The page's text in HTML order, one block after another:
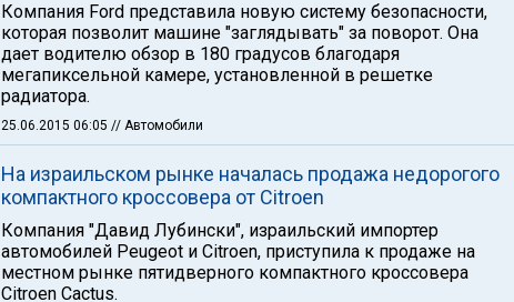
Компания Ford представила новую систему безопасности,
которая позволит машине "заглядывать" за поворот. Она
дает водителю обзор в 180 градусов благодаря
мегапиксельной камере, установленной в решетке
радиатора.
25.06.2015 06:05 // Автомобили
На израильском рынке началась продажа недорогого
компактного кроссовера от Citroen
Компания "Давид Лубински", израильский импортер
автомобилей Peugeot и Citroen, приступила к продаже на
местном рынке пятидверного компактного кроссовера
Citroen Cactus.